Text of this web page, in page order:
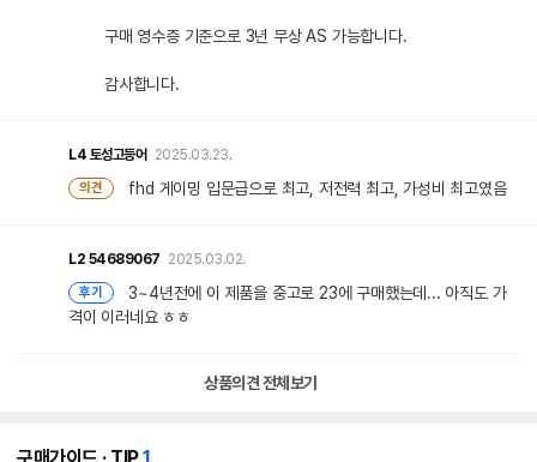
구매 영수증 기준으로 3년 무상 AS 가능합니다.
감사합니다.
L4 토성고등어 2025.03.23.
의견 fhd 게이밍 입문급으로 최고, 저전력 최고, 가성비 최고였음
L2 54689067 2025.03.02.
후기
3~4년전에 이 제품을 중고로 23에 구매했는데... 아직도 가
격이 이러네요 ㅎㅎ
상품의견 전체보기
개